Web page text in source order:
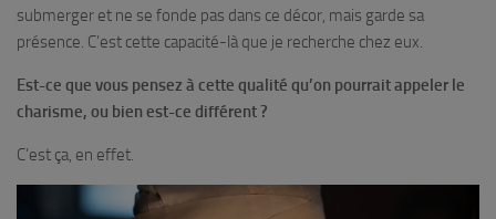
submerger et ne se fonde pas dans ce décor, mais garde sa
présence. C’est cette capacité-là que je recherche chez eux.
Est-ce que vous pensez à cette qualité qu’on pourrait appeler le
charisme, ou bien est-ce différent ?
C’est ça, en effet.